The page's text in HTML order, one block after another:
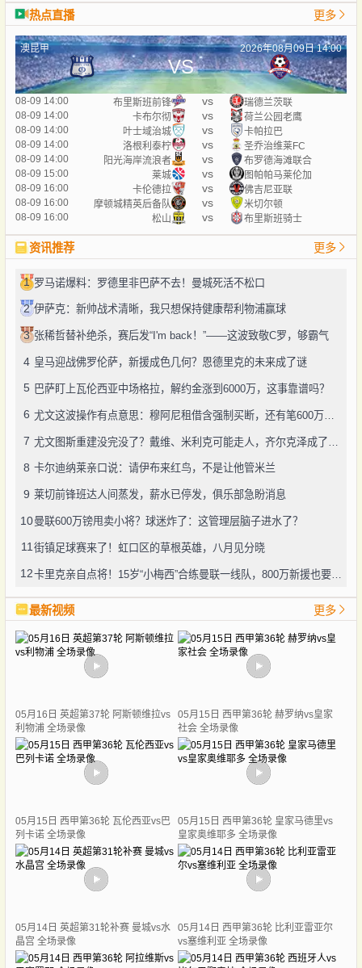
热点直播 更多
澳昆甲 2026年08月09日 14:00
VS
08-09 14:00 布里斯班前锋 vs
瑞德兰茨联
08-09 14:00
卡布尔彻 vs
荷兰公园老鹰
08-09 14:00
叶士域治城 vs
卡帕拉巴
08-09 14:00
洛根利泰柠 vs
圣乔治维莱FC
08-09 14:00
阳光海岸流浪者 vs
布罗德海滩联合
08-09 15:00
莱城 vs
图帕帕马莱伦加
08-09 16:00
卡伦德拉 vs
佛吉尼亚联
08-09 16:00
摩顿城精英后备队 vs
米切尔顿
08-09 16:00
松山 vs 布里斯班骑士
资讯推荐 更多
1 罗马诺爆料：罗德里非巴萨不去！曼城死活不松口
2 伊萨克：新帅战术清晰，我只想保持健康帮利物浦赢球
3 张稀哲替补绝杀，赛后发“I'm back！”——这波致敬C罗，够霸气
4 皇马迎战佛罗伦萨，新援成色几何？恩德里克的未来成了谜
5 巴萨盯上瓦伦西亚中场格拉，解约金涨到6000万，这事靠谱吗？
6
7
8 卡尔迪纳莱亲口说：请伊布来红鸟，不是让他管米兰
9 莱切前锋班达人间蒸发，薪水已停发，俱乐部急盼消息
10曼联600万镑甩卖小将？球迷炸了：这管理层脑子进水了？
11街镇足球赛来了！虹口区的草根英雄，八月见分晓
12 卡里克亲自点将！15岁“小梅西”合练曼联一线队，800万新援也要露脸
最新视频 更多
05月16日 英超第37轮 阿斯顿维拉vs
利物浦 全场录像
05月15日 西甲第36轮 赫罗纳vs皇家
社会 全场录像
05月15日 西甲第36轮 瓦伦西亚vs巴
列卡诺 全场录像
05月15日 西甲第36轮 皇家马德里vs
皇家奥维耶多 全场录像
05月14日 英超第31轮补赛 曼城vs水
晶宫 全场录像
05月14日 西甲第36轮 比利亚雷亚尔
vs塞维利亚 全场录像